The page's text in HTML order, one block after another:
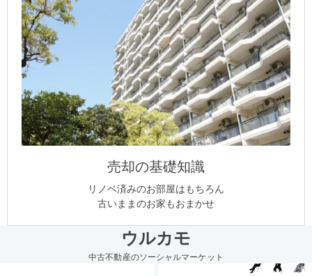
売却の基礎知識
リノベ済みのお部屋はもちろん
古いままのお家もおまかせ
ウルカモ
中古不動産のソーシャルマーケット